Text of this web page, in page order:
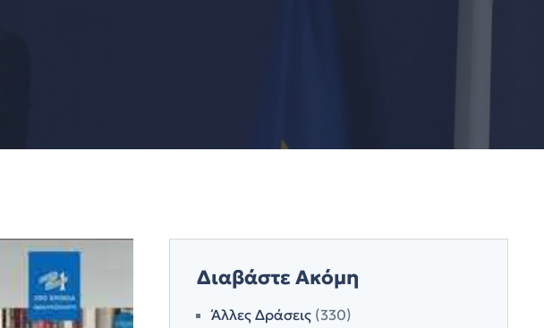
Διαβάστε Ακόμη
Άλλες Δράσεις(330)